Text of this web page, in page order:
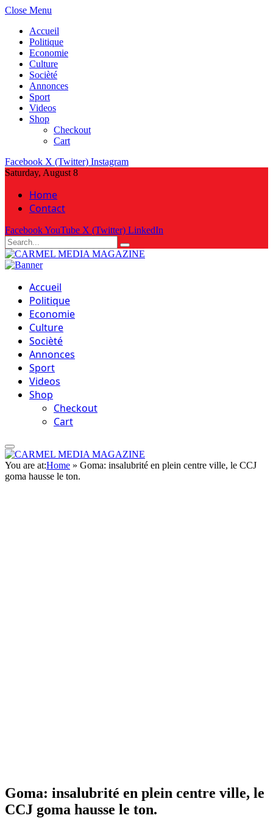
Close Menu
Accueil
Politique
Economie
Culture
Socièté
Annonces
Sport
Videos
Shop
Checkout
Cart
Facebook X (Twitter) Instagram
Saturday, August 8
Home
Contact
FacebookYouTube X (Twitter) LinkedIn
Accueil
Politique
Economie
Culture
Socièté
Annonces
Sport
Videos
Shop
Checkout
Cart
You are at:Home » Goma: insalubrité en plein centre ville, le CCJ
goma hausse le ton.
Goma: insalubrité en plein centre ville, le
CCJ goma hausse le ton.